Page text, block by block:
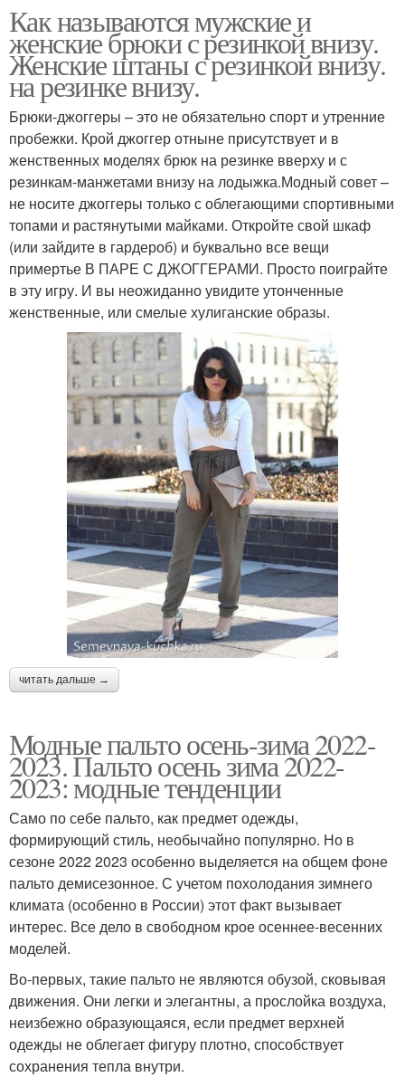
Как называются мужские и
женские брюки с резинкой внизу.
Женские штаны с резинкой внизу.
на резинке внизу.
Брюки-джоггеры – это не обязательно спорт и утренние
пробежки. Крой джоггер отныне присутствует и в
женственных моделях брюк на резинке вверху и с
резинкам-манжетами внизу на лодыжка.Модный совет –
не носите джоггеры только с облегающими спортивными
топами и растянутыми майками. Откройте свой шкаф
(или зайдите в гардероб) и буквально все вещи
примертье В ПАРЕ С ДЖОГГЕРАМИ. Просто поиграйте
в эту игру. И вы неожиданно увидите утонченные
женственные, или смелые хулиганские образы.
читать дальше →
Модные пальто осень-зима 2022-
2023. Пальто осень зима 2022-
2023: модные тенденции
Само по себе пальто, как предмет одежды,
формирующий стиль, необычайно популярно. Но в
сезоне 2022 2023 особенно выделяется на общем фоне
пальто демисезонное. С учетом похолодания зимнего
климата (особенно в России) этот факт вызывает
интерес. Все дело в свободном крое осеннее-весенних
моделей.
Во-первых, такие пальто не являются обузой, сковывая
движения. Они легки и элегантны, а прослойка воздуха,
неизбежно образующаяся, если предмет верхней
одежды не облегает фигуру плотно, способствует
сохранения тепла внутри.